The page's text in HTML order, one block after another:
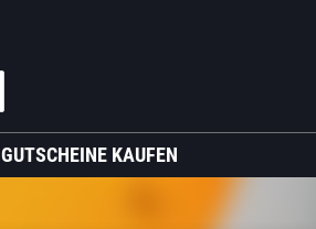
GUTSCHEINE KAUFEN